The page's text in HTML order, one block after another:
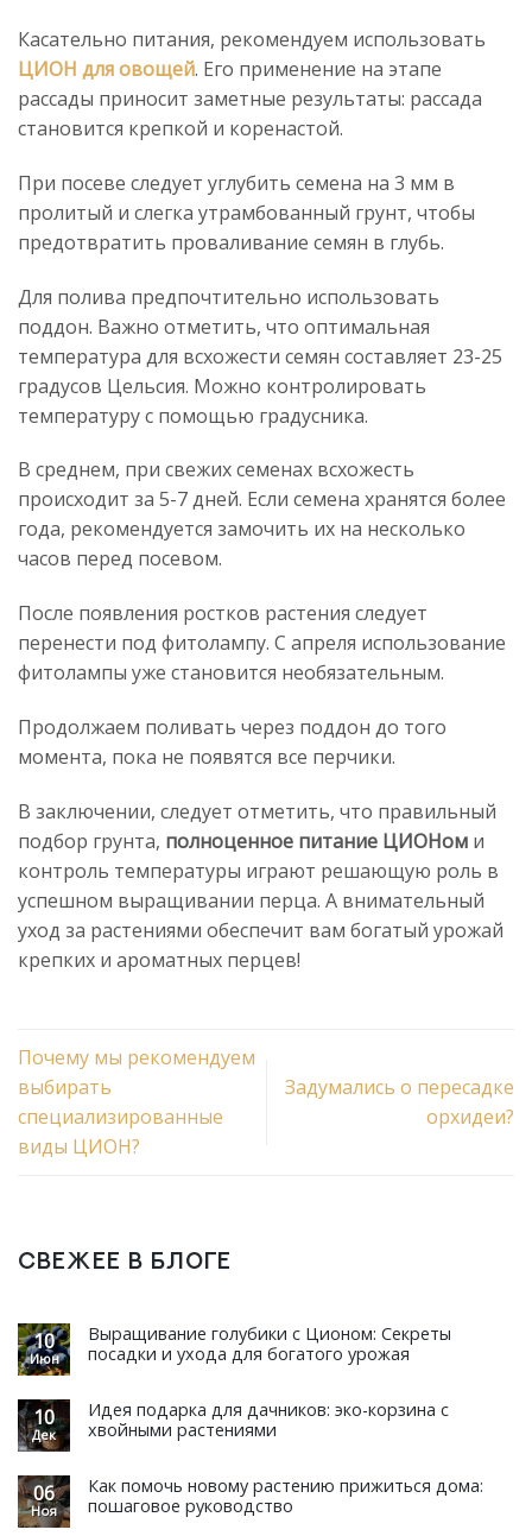
Касательно питания, рекомендуем использовать
ЦИОН для овощей. Его применение на этапе
рассады приносит заметные результаты: рассада
становится крепкой и коренастой.
При посеве следует углубить семена на 3 мм в
пролитый и слегка утрамбованный грунт, чтобы
предотвратить проваливание семян в глубь.
Для полива предпочтительно использовать
поддон. Важно отметить, что оптимальная
температура для всхожести семян составляет 23-25
градусов Цельсия. Можно контролировать
температуру с помощью градусника.
В среднем, при свежих семенах всхожесть
происходит за 5-7 дней. Если семена хранятся более
года, рекомендуется замочить их на несколько
часов перед посевом.
После появления ростков растения следует
перенести под фитолампу. С апреля использование
фитолампы уже становится необязательным.
Продолжаем поливать через поддон до того
момента, пока не появятся все перчики.
В заключении, следует отметить, что правильный
подбор грунта, полноценное питание ЦИОНом и
контроль температуры играют решающую роль в
успешном выращивании перца. А внимательный
уход за растениями обеспечит вам богатый урожай
крепких и ароматных перцев!
Почему мы рекомендуем
выбирать
специализированные
виды ЦИОН?
Задумались о пересадке
орхидеи?
СВЕЖЕЕ В БЛОГЕ
10
Июн
Выращивание голубики с Ционом: Секреты
посадки и ухода для богатого урожая
10
Дек
Идея подарка для дачников: эко-корзина с
хвойными растениями
06
Ноя
Как помочь новому растению прижиться дома:
пошаговое руководство